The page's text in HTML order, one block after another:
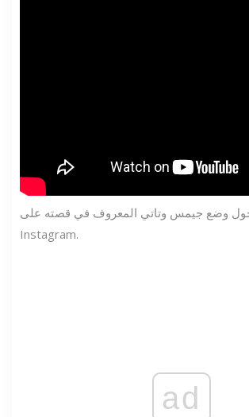
حول وضع جيمس وتاتي المعروف في قصته على
Instagram.
ad